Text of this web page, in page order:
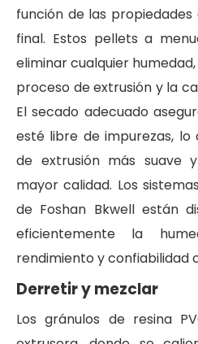
función de las
final. Estos pellets a
eliminar cualquier
proceso de extrusión y la
El secado adecuado
esté libre de impurezas,
de extrusión más suave
mayor calidad. Los
de Foshan Bkwell están
eficientemente la
rendimiento y confiabilidad
Derretir y mezclar
Los gránulos de resina